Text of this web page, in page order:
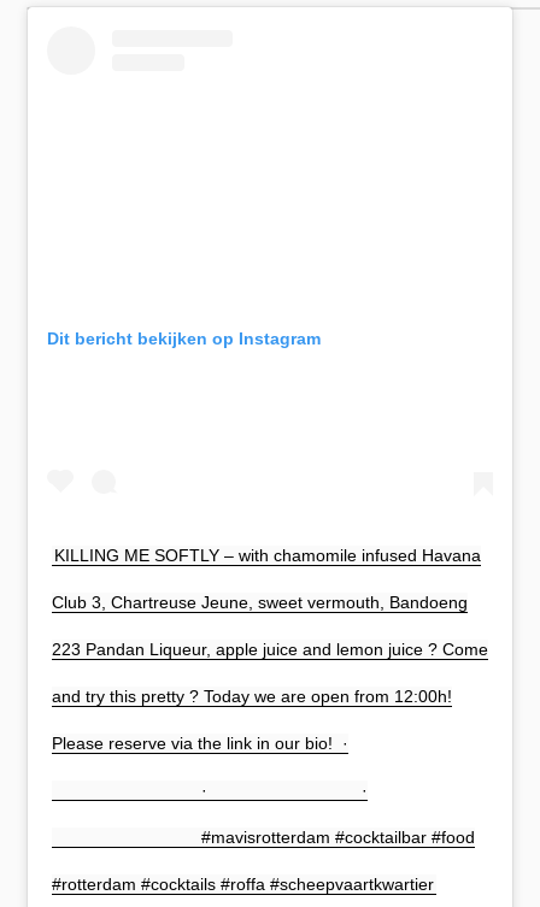
Dit bericht bekijken op Instagram
KILLING ME SOFTLY – with chamomile infused Havana
Club 3, Chartreuse Jeune, sweet vermouth, Bandoeng
223 Pandan Liqueur, apple juice and lemon juice ?⁠ Come
and try this pretty ? Today we are open from 12:00h!
Please reserve via the link in our bio! ⁠ ·
⠀⠀⠀⠀⠀⠀⠀⠀⠀⠀⠀⠀⁠ · ⠀⠀⠀⠀⠀⠀⠀⠀⠀⠀⠀⠀⁠ ·
⠀⠀⠀⠀⠀⠀⠀⠀⠀⠀⠀⠀⁠ #mavisrotterdam #cocktailbar #food
#rotterdam #cocktails #roffa #scheepvaartkwartier